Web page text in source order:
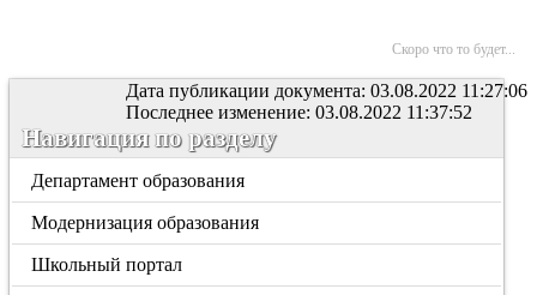
Скоро что то будет...
Дата публикации документа: 03.08.2022 11:27:06
Последнее изменение: 03.08.2022 11:37:52
Навигация по разделу
Департамент образования
Модернизация образования
Школьный портал